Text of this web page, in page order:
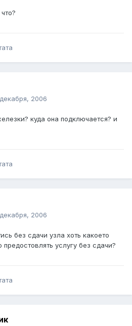
2006
куда она подключается? и
2006
без сдачи узла хоть какоето
услугу без сдачи?